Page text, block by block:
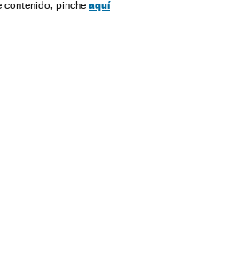
contenido, pinche aquí